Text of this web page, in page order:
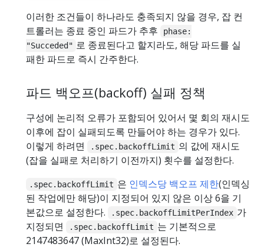
이러한 조건들이 하나라도 충족되지 않을 경우, 잡 컨
트롤러는 종료 중인 파드가 추후
phase:
"Succeded" 로 종료된다고 할지라도, 해당 파드를 실
패한 파드로 즉시 간주한다.
파드 백오프(backoff) 실패 정책
구성에 논리적 오류가 포함되어 있어서 몇 회의 재시도
이후에 잡이 실패되도록 만들어야 하는 경우가 있다.
이렇게 하려면
.spec.backoffLimit 의 값에 재시도
(잡을 실패로 처리하기 이전까지) 횟수를 설정한다.
.spec.backoffLimit 은 인덱스당 백오프 제한(인덱싱
된 작업에만 해당)이 지정되어 있지 않은 이상 6을 기
본값으로 설정한다.
.spec.backoffLimitPerIndex 가
지정되면
.spec.backoffLimit 는 기본적으로
2147483647 (MaxInt32)로 설정된다.